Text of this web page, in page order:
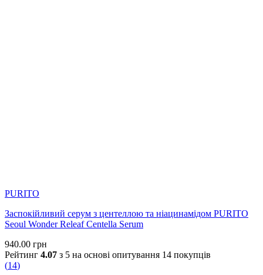
PURITO
Заспокійливий серум з центеллою та ніацинамідом PURITO
Seoul Wonder Releaf Centella Serum
940.00 грн
Рейтинг 4.07 з 5 на основі опитування 14 покупців
(14)